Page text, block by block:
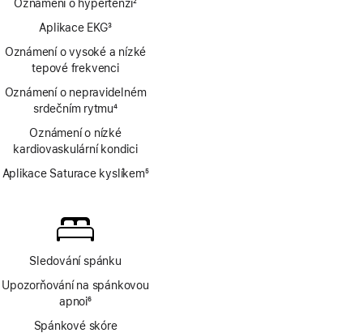
Oznámení o hypertenzi2
Aplikace EKG
Poznámka
3
Oznámení o vysoké a nízké
tepové frekvenci
Oznámení o nepravidelném
srdečním rytmu
Poznámka
4
Oznámení o nízké
kardiovaskulární kondici
Aplikace Saturace kyslíkem5
Sledování spánku
Upozorňování na spánkovou
apnoi
Poznámka
6
Spánkové skóre